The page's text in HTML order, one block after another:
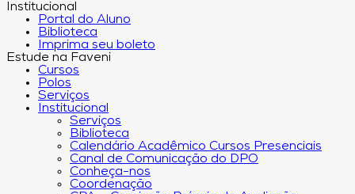
Institucional
Portal do Aluno
Biblioteca
Imprima seu boleto
Estude na Faveni
Cursos
Polos
Serviços
Institucional
Serviços
Biblioteca
Calendário Acadêmico Cursos Presenciais
Canal de Comunicação do DPO
Conheça-nos
Coordenação